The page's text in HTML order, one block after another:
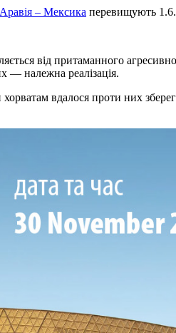
– Мексика перевищують 1.6.
від притаманного
— належна реалізація.
вдалося проти них